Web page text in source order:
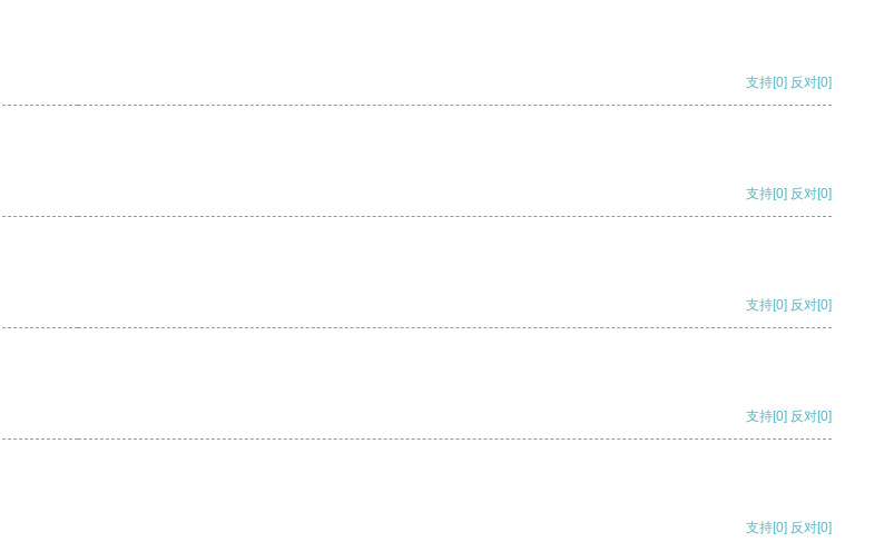
支持[0] 反对[0]
支持[0] 反对[0]
支持[0] 反对[0]
支持[0] 反对[0]
支持[0] 反对[0]